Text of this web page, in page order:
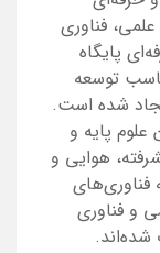
فناوری
پایگاه
توسعه
شده است.
پایه و
هوایی و
فناوری‌های
و فناوری